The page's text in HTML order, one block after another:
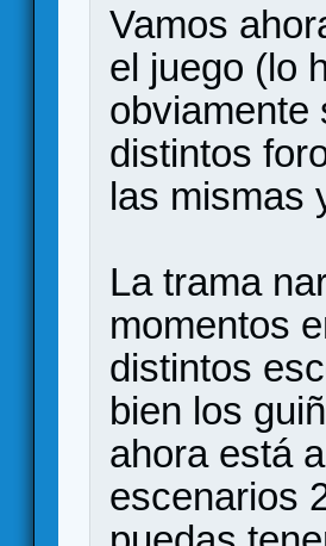
Vamos
el juego (lo
obviamente
distintos
las mismas
La trama
momentos
distintos
bien los
ahora está
escenarios